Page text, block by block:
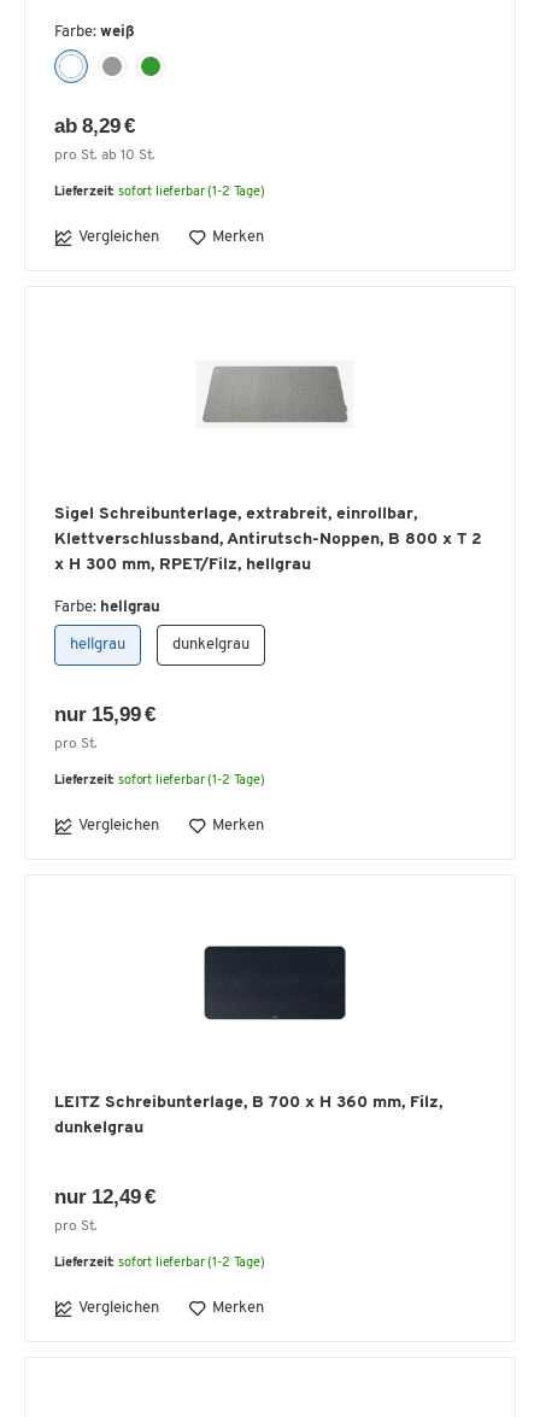
Farbe: weiß
ab 8,29 €
pro St. ab 10 St.
Lieferzeit: sofort lieferbar (1-2 Tage)
Vergleichen Merken
Sigel Schreibunterlage, extrabreit, einrollbar,
Klettverschlussband, Antirutsch-Noppen, B 800 x T 2
x H 300 mm, RPET/Filz, hellgrau
Farbe: hellgrau
hellgrau dunkelgrau
nur 15,99 €
pro St.
Lieferzeit: sofort lieferbar (1-2 Tage)
Vergleichen Merken
LEITZ Schreibunterlage, B 700 x H 360 mm, Filz,
dunkelgrau
nur 12,49 €
pro St.
Lieferzeit: sofort lieferbar (1-2 Tage)
Vergleichen Merken